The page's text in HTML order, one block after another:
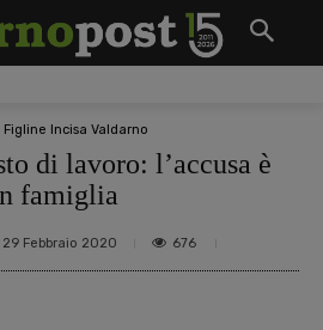
Figline Incisa Valdarno
di lavoro: l’accusa è
famiglia
29 Febbraio 2020 676